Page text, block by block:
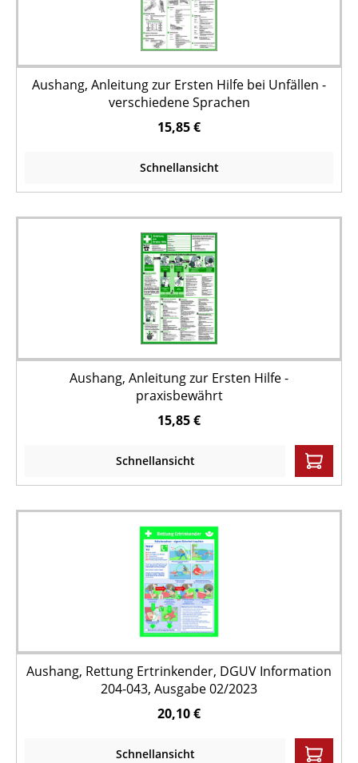
Aushang, Anleitung zur Ersten Hilfe bei Unfällen -
verschiedene Sprachen
15,85 €
Schnellansicht
Aushang, Anleitung zur Ersten Hilfe -
praxisbewährt
15,85 €
Schnellansicht
Aushang, Rettung Ertrinkender, DGUV Information
204-043, Ausgabe 02/2023
20,10 €
Schnellansicht